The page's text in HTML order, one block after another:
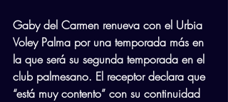
Gaby del Carmen renueva con el Urbia
Voley Palma por una temporada más en
la que será su segunda temporada en el
club palmesano. El receptor declara que
“está muy contento” con su continuidad